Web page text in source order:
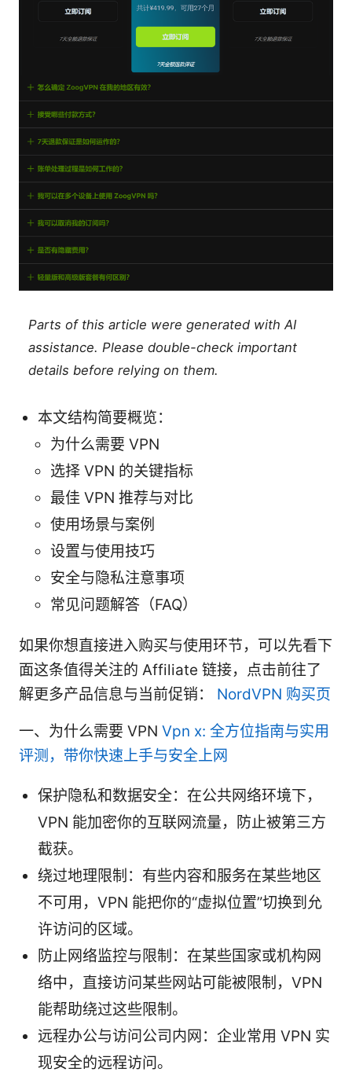
Parts of this article were generated with AI
assistance. Please double-check important
details before relying on them.
本文结构简要概览：
为什么需要 VPN
选择 VPN 的关键指标
最佳 VPN 推荐与对比
使用场景与案例
设置与使用技巧
安全与隐私注意事项
常见问题解答（FAQ）
如果你想直接进入购买与使用环节，可以先看下
面这条值得关注的 Affiliate 链接，点击前往了
解更多产品信息与当前促销： NordVPN 购买页
一、为什么需要 VPN Vpn x: 全方位指南与实用
评测，带你快速上手与安全上网
保护隐私和数据安全：在公共网络环境下，
VPN 能加密你的互联网流量，防止被第三方
截获。
绕过地理限制：有些内容和服务在某些地区
不可用，VPN 能把你的“虚拟位置”切换到允
许访问的区域。
防止网络监控与限制：在某些国家或机构网
络中，直接访问某些网站可能被限制，VPN
能帮助绕过这些限制。
远程办公与访问公司内网：企业常用 VPN 实
现安全的远程访问。